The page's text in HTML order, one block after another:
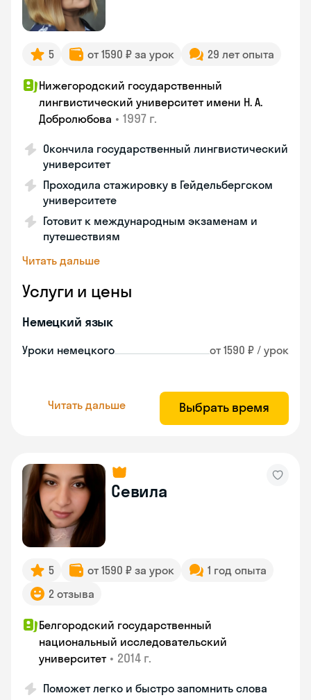
5 от 1590 ₽ за урок 29 лет опыта
Нижегородский государственный
лингвистический университет имени Н. А.
Добролюбова • 1997 г.
Окончила государственный лингвистический
университет
Проходила стажировку в Гейдельбергском
университете
Готовит к международным экзаменам и
путешествиям
Читать дальше
Услуги и цены
Немецкий язык
Уроки немецкого от 1590 ₽ / урок
Читать дальше Выбрать время
Севила
5 от 1590 ₽ за урок
1 год опыта
2 отзыва
Белгородский государственный
национальный исследовательский
университет • 2014 г.
Поможет легко и быстро запомнить слова